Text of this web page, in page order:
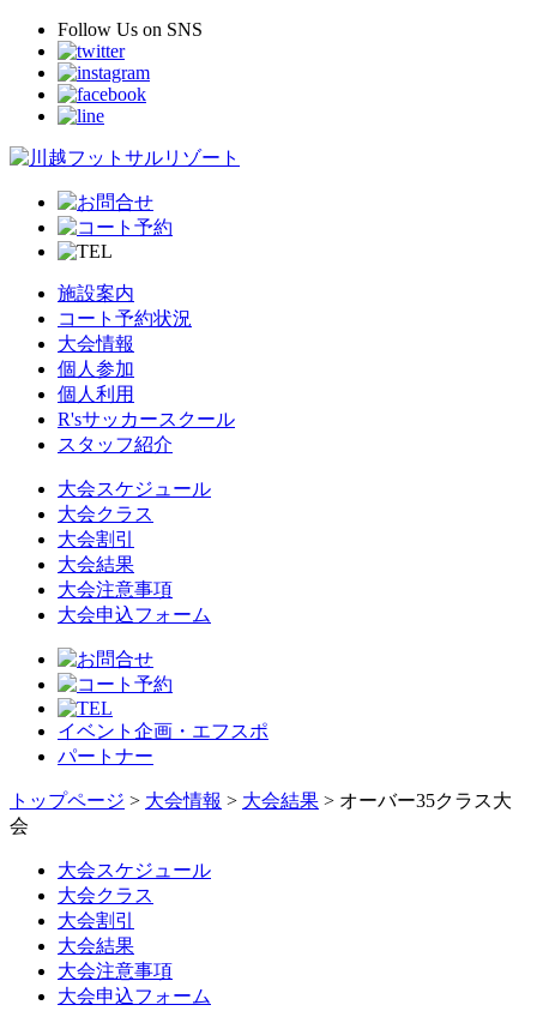
Follow Us on SNS
施設案内
コート予約状況
大会情報
個人参加
個人利用
R'sサッカースクール
スタッフ紹介
大会スケジュール
大会クラス
大会割引
大会結果
大会注意事項
大会申込フォーム
イベント企画・エフスポ
パートナー
トップページ > 大会情報 > 大会結果 > オーバー35クラス大
会
大会スケジュール
大会クラス
大会割引
大会結果
大会注意事項
大会申込フォーム